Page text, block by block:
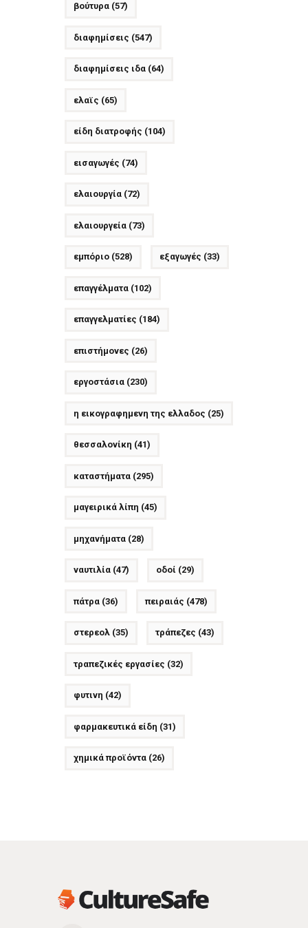
βούτυρα(57)
διαφημίσεις (547)
διαφημίσεις ιδα(64)
ελαϊς (65)
είδη διατροφής (104)
εισαγωγές (74)
ελαιουργία(72)
ελαιουργεία(73)
εμπόριο(528) εξαγωγές (33)
επαγγέλματα(102)
επαγγελματίες (184)
επιστήμονες (26)
εργοστάσια(230)
η εικογραφημενη της ελλαδος (25)
θεσσαλονίκη (41)
καταστήματα(295)
μαγειρικά λίπη (45)
μηχανήματα(28)
ναυτιλία(47) οδοί (29)
πάτρα(36) πειραιάς (478)
στερεολ(35) τράπεζες (43)
τραπεζικές εργασίες (32)
φυτινη (42)
φαρμακευτικά είδη (31)
χημικά προϊόντα(26)